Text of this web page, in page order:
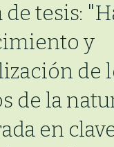
de tesis:
y
de
de la
en